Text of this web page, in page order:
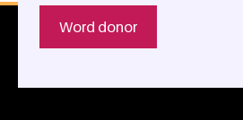
Word donor